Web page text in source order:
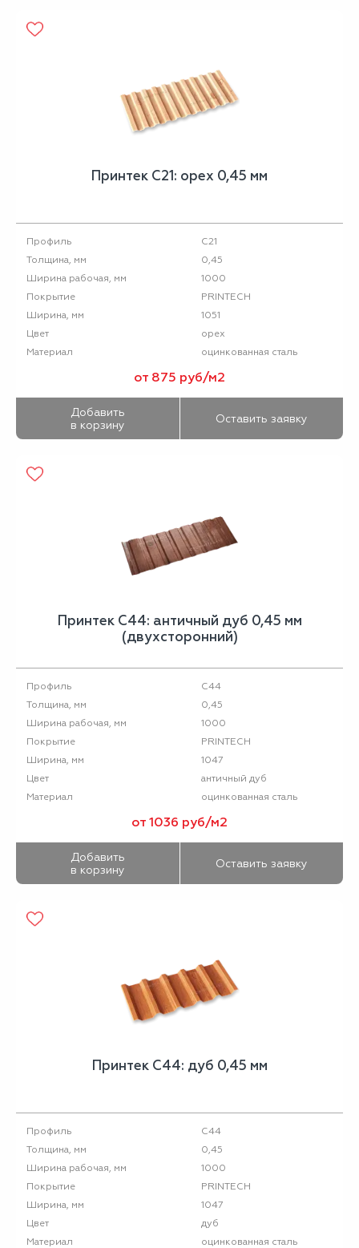
Принтек С21: орех 0,45 мм
Профиль
С21
Толщина, мм
0,45
Ширина рабочая, мм
1000
Покрытие
PRINTECH
Ширина, мм
1051
Цвет
орех
Материал
оцинкованная сталь
от 875 руб/м2
Добавить
в корзину
Оставить заявку
Принтек С44: античный дуб 0,45 мм
(двухсторонний)
Профиль
С44
Толщина, мм
0,45
Ширина рабочая, мм
1000
Покрытие
PRINTECH
Ширина, мм
1047
Цвет
античный дуб
Материал
оцинкованная сталь
от 1036 руб/м2
Добавить
в корзину
Оставить заявку
Принтек С44: дуб 0,45 мм
Профиль
С44
Толщина, мм
0,45
Ширина рабочая, мм
1000
Покрытие
PRINTECH
Ширина, мм
1047
Цвет
дуб
Материал
оцинкованная сталь